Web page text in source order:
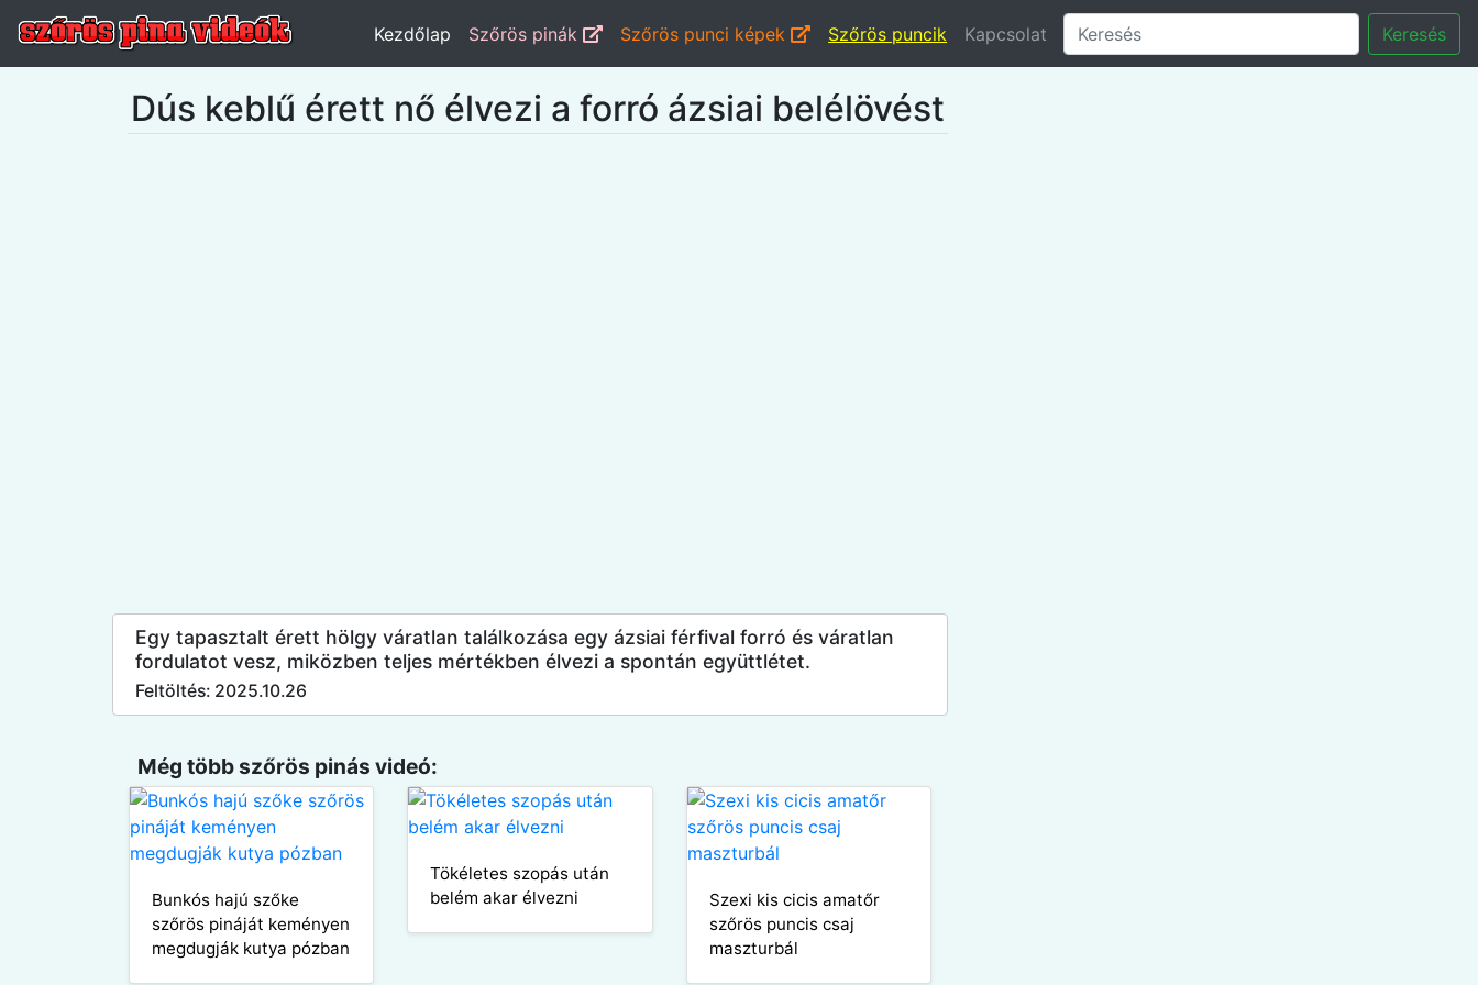
Kezdőlap Szőrös pinák Szőrös punci képek Szőrös puncik Kapcsolat Keresés
Dús keblű érett nő élvezi a forró ázsiai belélövést
Egy tapasztalt érett hölgy váratlan találkozása egy ázsiai férfival forró és váratlan
fordulatot vesz, miközben teljes mértékben élvezi a spontán együttlétet.
Feltöltés: 2025.10.26
Még több szőrös pinás videó:
Bunkós hajú szőke
szőrös pináját keményen
megdugják kutya pózban
Tökéletes szopás után
belém akar élvezni
Szexi kis cicis amatőr
szőrös puncis csaj
maszturbál